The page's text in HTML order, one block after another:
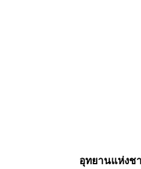
อุทยานแห่งช